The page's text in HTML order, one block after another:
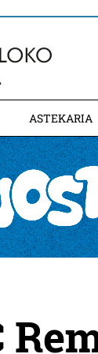
ASTEKARIA